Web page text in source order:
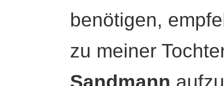
benötigen,
zu meiner